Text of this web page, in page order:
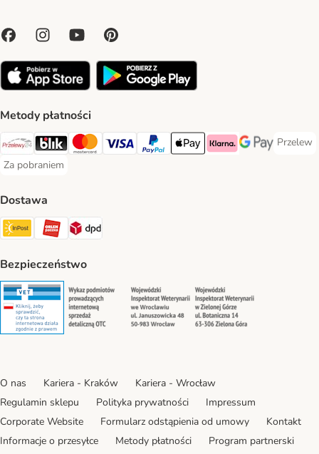
Metody płatności
Przelewy24 Payment Method
Blik Payment Method
MasterCard Payment Method
Visa Payment Method
PayPal Payment Method
Apple Pay Payment Method
Klarna Payment Method
Google Pay
Przelew
Przelew
Za pobraniem
Za pobraniem Payment Method
Dostawa
Paczkomat® Shipping Method
ORLEN Paczka Shipping Method
DPD Shipping Method
Bezpieczeństwo
Security Security Security
O nas Kariera - Kraków
Kariera - Wrocław
Regulamin sklepu
Polityka prywatności
Impressum
Corporate Website
Formularz odstąpienia od umowy
Kontakt
Informacje o przesyłce
Metody płatności
Program partnerski